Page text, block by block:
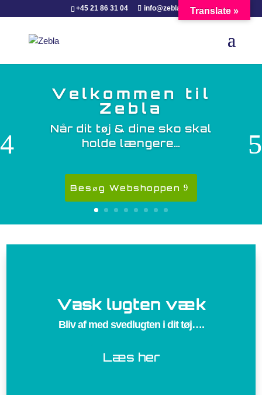
+45 21 86 31 04 info@zebla.dk
Velkommen til
Zebla
Når dit tøj & dine sko skal
holde længere…
Besøg Webshoppen
Vask lugten væk
Bliv af med svedlugten i dit tøj….
Læs her
Translate »